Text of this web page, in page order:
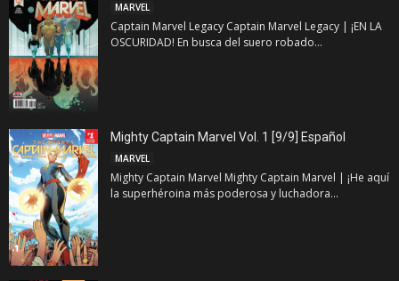
MARVEL
Captain Marvel Legacy Captain Marvel Legacy | ¡EN LA
OSCURIDAD! En busca del suero robado...
Mighty Captain Marvel Vol. 1 [9/9] Español
MARVEL
Mighty Captain Marvel Mighty Captain Marvel | ¡He aquí
la superhéroina más poderosa y luchadora...